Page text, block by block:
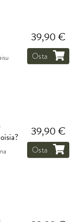
39,90 €
Osta
39,90 €
Osta